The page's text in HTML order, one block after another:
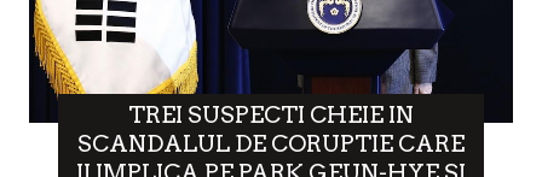
TREI SUSPECTI CHEIE IN
SCANDALUL DE CORUPTIE CARE